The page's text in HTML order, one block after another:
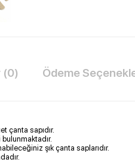
(0) Ödeme
çanta sapıdır.
şık çanta saplarıdır.